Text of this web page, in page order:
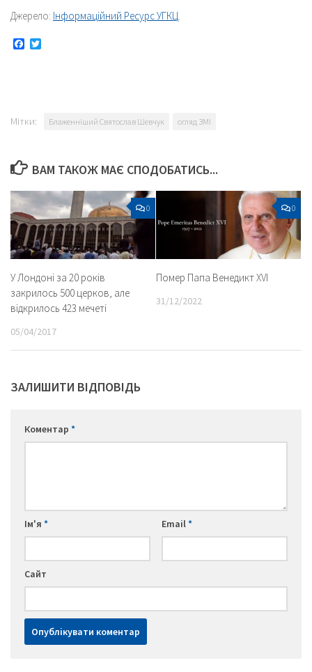
Джерело: Інформаційний Ресурс УГКЦ.
Facebook
Мітки: Блаженніший Святослав Шевчук огляд ЗМІ
ВАМ ТАКОЖ МАЄ СПОДОБАТИСЬ...
0
У Лондоні за 20 років
закрилось 500 церков, але
відкрилось 423 мечеті
05/04/2017
0
Помер Папа Венедикт XVI
31/12/2022
ЗАЛИШИТИ ВІДПОВІДЬ
Коментар *
Ім'я * Email*
Сайт